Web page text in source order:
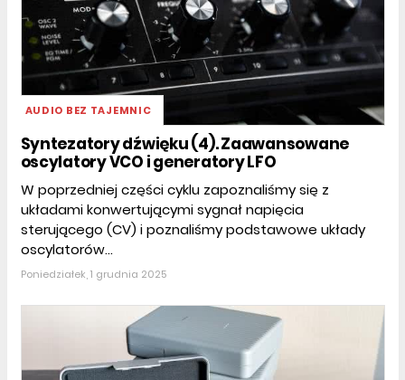
AUDIO BEZ TAJEMNIC
Syntezatory dźwięku (4). Zaawansowane
oscylatory VCO i generatory LFO
W poprzedniej części cyklu zapoznaliśmy się z
układami konwertującymi sygnał napięcia
sterującego (CV) i poznaliśmy podstawowe układy
oscylatorów...
Poniedziałek, 1 grudnia 2025